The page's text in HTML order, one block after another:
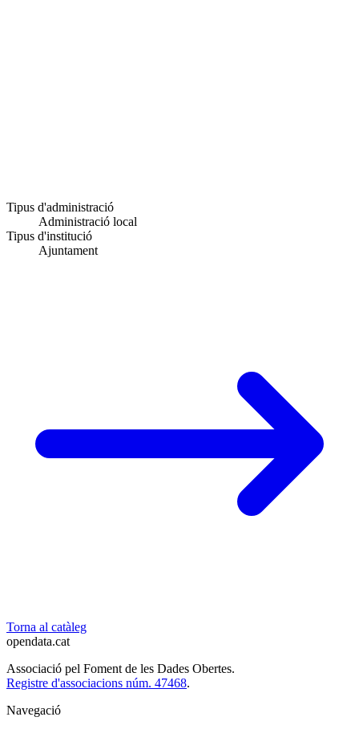
Tipus d'administració
Administració local
Tipus d'institució
Ajuntament
Torna al catàleg
opendata.cat
Associació pel Foment de les Dades Obertes.
Registre d'associacions núm. 47468.
Navegació